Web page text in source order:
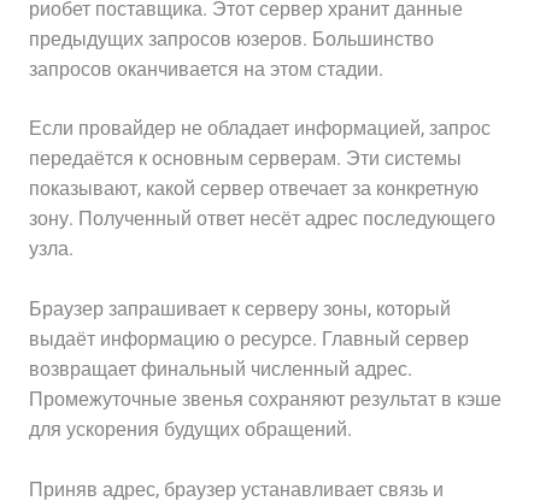
риобет поставщика. Этот сервер хранит данные
предыдущих запросов юзеров. Большинство
запросов оканчивается на этом стадии.
Если провайдер не обладает информацией, запрос
передаётся к основным серверам. Эти системы
показывают, какой сервер отвечает за конкретную
зону. Полученный ответ несёт адрес последующего
узла.
Браузер запрашивает к серверу зоны, который
выдаёт информацию о ресурсе. Главный сервер
возвращает финальный численный адрес.
Промежуточные звенья сохраняют результат в кэше
для ускорения будущих обращений.
Приняв адрес, браузер устанавливает связь и